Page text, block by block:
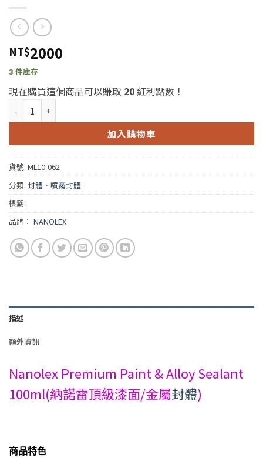
NT$2000
3 件庫存
現在購買這個商品可以賺取 20紅利點數！
Nanolex Premium Paint & Alloy Sealant 100ml (納諾雷頂級漆
加入購物車
貨號: ML10-062
分類: 封體、噴霧封體
標籤:
品牌： NANOLEX
描述
額外資訊
Nanolex Premium Paint & Alloy Sealant
100ml(納諾雷頂級漆面/金屬封體)
商品特色